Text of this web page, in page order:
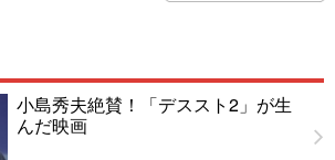
小島秀夫絶賛！「デススト2」が生
んだ映画